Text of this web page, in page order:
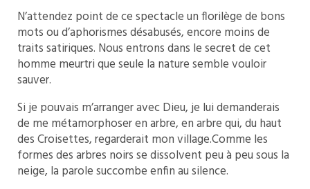
N’attendez point de ce spectacle un florilège de bons
mots ou d’aphorismes désabusés, encore moins de
traits satiriques. Nous entrons dans le secret de cet
homme meurtri que seule la nature semble vouloir
sauver.
Si je pouvais m’arranger avec Dieu, je lui demanderais
de me métamorphoser en arbre, en arbre qui, du haut
des Croisettes, regarderait mon village.Comme les
formes des arbres noirs se dissolvent peu à peu sous la
neige, la parole succombe enfin au silence.